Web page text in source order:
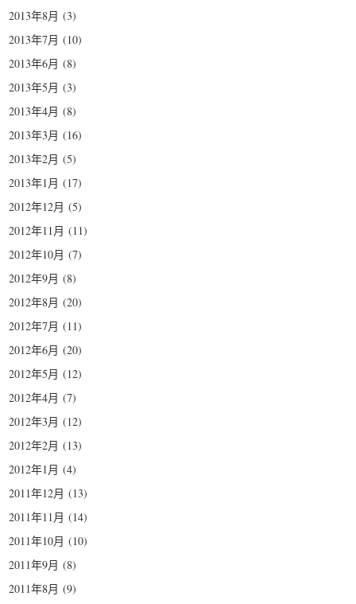
2013年8月 (3)
2013年7月 (10)
2013年6月 (8)
2013年5月 (3)
2013年4月 (8)
2013年3月 (16)
2013年2月 (5)
2013年1月 (17)
2012年12月 (5)
2012年11月 (11)
2012年10月 (7)
2012年9月 (8)
2012年8月 (20)
2012年7月 (11)
2012年6月 (20)
2012年5月 (12)
2012年4月 (7)
2012年3月 (12)
2012年2月 (13)
2012年1月 (4)
2011年12月 (13)
2011年11月 (14)
2011年10月 (10)
2011年9月 (8)
2011年8月 (9)